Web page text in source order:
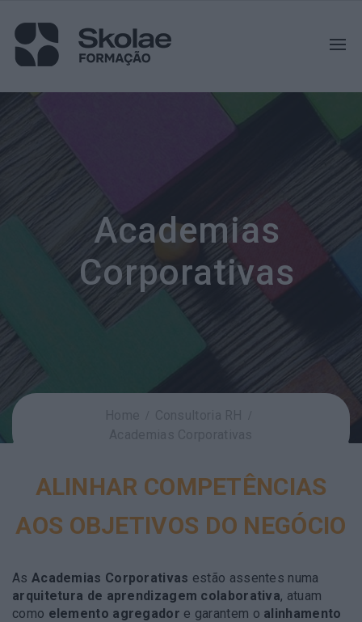
Academias
Corporativas
ALINHAR COMPETÊNCIAS
AOS OBJETIVOS DO NEGÓCIO
As Academias Corporativas estão assentes numa
arquitetura de aprendizagem colaborativa, atuam
como elemento agregador e garantem o alinhamento